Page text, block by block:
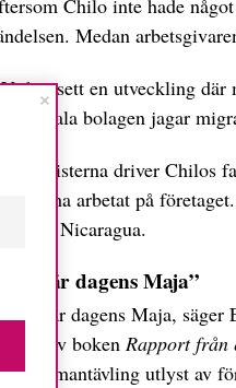
Chilo inte hade
Medan
har sett en utveckling där
illegala bolagen jagar
Syndikalisterna driver Chilos
efter att ha arbetat på
hemma i Nicaragua.
är dagens Maja”
är dagens Maja, säger
som skrev boken Rapport från
en romantävling utlyst av